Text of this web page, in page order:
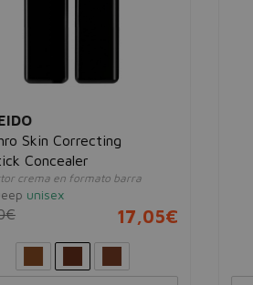
Technosatin Gel Lipstick
Barra de labios 24h de hidratación
409 Harmonic Drive